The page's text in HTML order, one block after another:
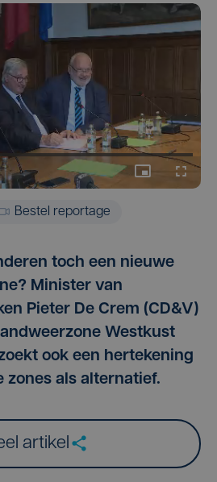
Bestel reportage
toch een nieuwe
Minister van
Pieter De Crem (CD&V)
Westkust
ook een hertekening
zones als alternatief.
artikel